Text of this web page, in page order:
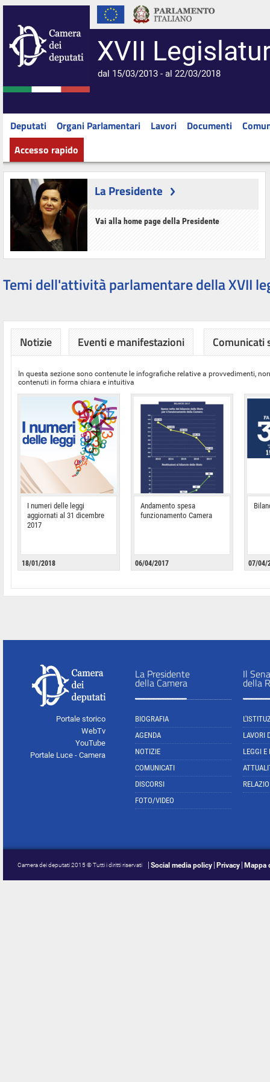
XVII
dal 15/03/2013 - al 22/03/2018
Deputati Organi Parlamentari Lavori Documenti
Accesso rapido
La Presidente
Vai alla home page della Presidente
Temi dell'attività parlamentare della XVII
Notizie Eventi e manifestazioni Comunicati
In questa sezione sono contenute le infografiche relative a provvedimenti,
contenuti in forma chiara e intuitiva
I numeri delle leggi
aggiornati al 31 dicembre
2017
18/01/2018
Andamento spesa
funzionamento Camera
06/04/2017 07/04/
Portale storico
WebTv
YouTube
Portale Luce - Camera
La Presidente
della Camera
BIOGRAFIA
AGENDA
NOTIZIE
COMUNICATI
DISCORSI
FOTO/VIDEO
Il
della
LAVORI
LEGGI E
Camera dei deputati 2015 © Tutti i diritti riservati Social media policy Privacy Mappa